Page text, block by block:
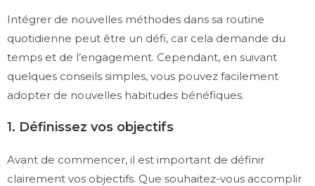
Intégrer de nouvelles méthodes dans sa routine
quotidienne peut être un défi, car cela demande du
temps et de l’engagement. Cependant, en suivant
quelques conseils simples, vous pouvez facilement
adopter de nouvelles habitudes bénéfiques.
1. Définissez vos objectifs
Avant de commencer, il est important de définir
clairement vos objectifs. Que souhaitez-vous accomplir